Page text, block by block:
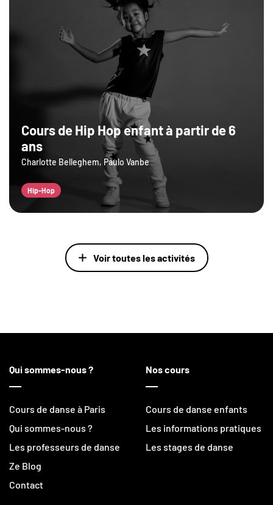
Cours de Hip Hop enfant à partir de 6
ans
Charlotte Belleghem, Paulo Vanbe
Hip-Hop
Voir toutes les activités
Qui sommes-nous ?
Cours de danse à Paris
Qui sommes-nous ?
Les professeurs de danse
Ze Blog
Contact
Nos cours
Cours de danse enfants
Les informations pratiques
Les stages de danse